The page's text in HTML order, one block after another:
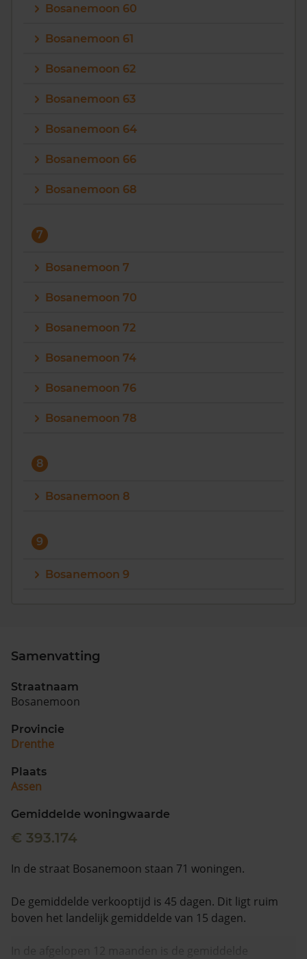
Bosanemoon 60
Bosanemoon 61
Bosanemoon 62
Bosanemoon 63
Bosanemoon 64
Bosanemoon 66
Bosanemoon 68
7
Bosanemoon 7
Bosanemoon 70
Bosanemoon 72
Bosanemoon 74
Bosanemoon 76
Bosanemoon 78
8
Bosanemoon 8
9
Bosanemoon 9
Samenvatting
Straatnaam
Bosanemoon
Provincie
Drenthe
Plaats
Assen
Gemiddelde woningwaarde
€ 393.174
In de straat Bosanemoon staan 71 woningen.
De gemiddelde verkooptijd is 45 dagen. Dit ligt ruim
boven het landelijk gemiddelde van 15 dagen.
In de afgelopen 12 maanden is de gemiddelde